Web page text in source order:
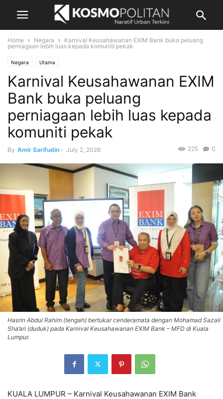
Home Negara
Karnival Keusahawanan EXIM Bank buka peluang
perniagaan lebih luas kepada komuniti pekak
Negara Utama
Karnival Keusahawanan EXIM
Bank buka peluang
perniagaan lebih luas kepada
komuniti pekak
By Amir Sarifudin - July 2, 2026 0
225
Hasrin Abdul Rahim (tengah) bertukar cenderamata dengan Mohamad Sazali
Sha’ari (duduk) pada Karnival Keusahawanan EXIM Bank – MFD di Kuala
Lumpur.
KUALA LUMPUR – Karnival Keusahawanan EXIM Bank